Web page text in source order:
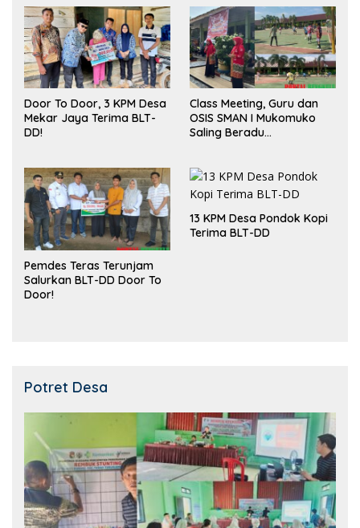
Door To Door, 3 KPM Desa
Mekar Jaya Terima BLT-
DD!
Class Meeting, Guru dan
OSIS SMAN I Mukomuko
Saling Beradu
Pemdes Teras Terunjam
Salurkan BLT-DD Door To
Door!
13 KPM Desa Pondok Kopi
Terima BLT-DD
Potret Desa